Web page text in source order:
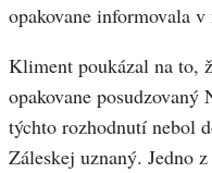
opakovane informovala v
Kliment poukázal na to,
opakovane
týchto rozhodnutí nebol
Záleskej uznaný. Jedno